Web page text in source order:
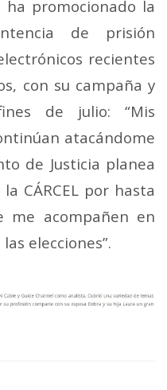
ha promocionado la
de prisión
recientes
con su campaña y
de julio: “Mis
atacándome
de Justicia planea
CÁRCEL por hasta
me acompañen en
elecciones”.